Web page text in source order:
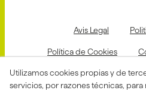
Avis Legal
Política de Cookies
Declaració
Utilizamos cookies propias y de
servicios, por razones técnicas,